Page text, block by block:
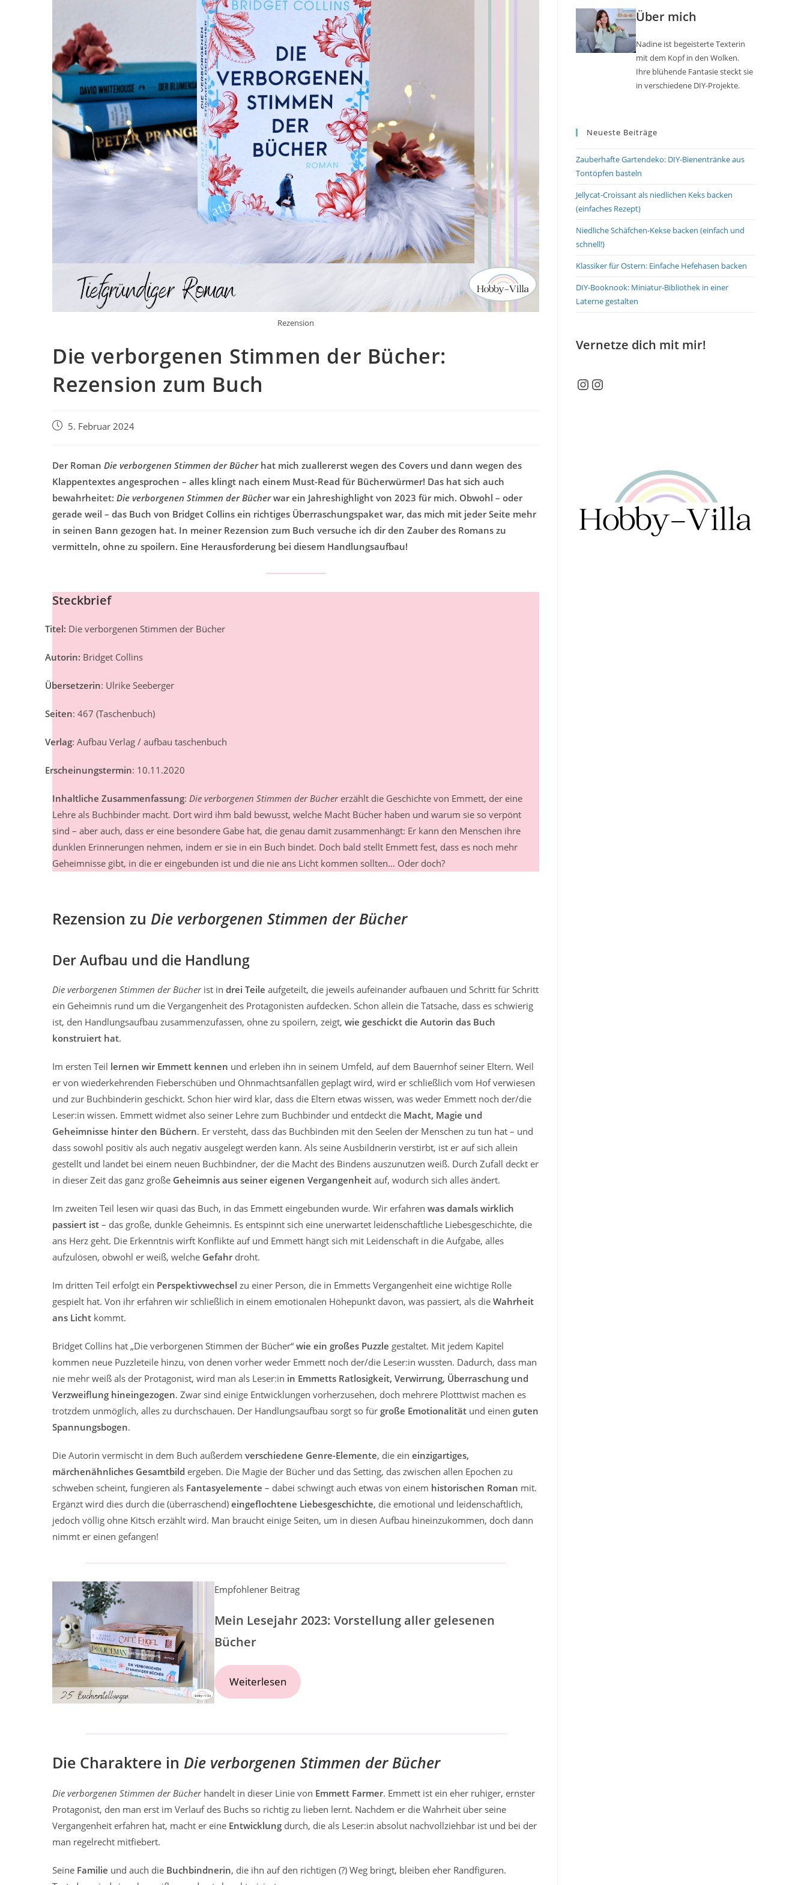
Rezension
Die verborgenen Stimmen der Bücher:
Rezension zum Buch
Beitrag5. Februar 2024
Der Roman Die verborgenen Stimmen der Bücherhat mich zuallererst wegen des Covers und dann wegen des
Klappentextes angesprochen – alles klingt nach einem Must-Read für Bücherwürmer! Das hat sich auch
bewahrheitet: Die verborgenen Stimmen der Bücherwar ein Jahreshighlight von 2023 für mich. Obwohl – oder
gerade weil – das Buch von Bridget Collins ein richtiges Überraschungspaket war, das mich mit jeder Seite mehr
in seinen Bann gezogen hat. In meiner Rezension zum Buch versuche ich dir den Zauber des Romans zu
vermitteln, ohne zu spoilern. Eine Herausforderung bei diesem Handlungsaufbau!
Steckbrief
Titel: Die verborgenen Stimmen der Bücher
Autorin: Bridget Collins
Übersetzerin: Ulrike Seeberger
Seiten: 467 (Taschenbuch)
Verlag: Aufbau Verlag / aufbau taschenbuch
Erscheinungstermin: 10.11.2020
Inhaltliche Zusammenfassung: Die verborgenen Stimmen der Büchererzählt die Geschichte von Emmett, der eine
Lehre als Buchbinder macht. Dort wird ihm bald bewusst, welche Macht Bücher haben und warum sie so verpönt
sind – aber auch, dass er eine besondere Gabe hat, die genau damit zusammenhängt: Er kann den Menschen ihre
dunklen Erinnerungen nehmen, indem er sie in ein Buch bindet. Doch bald stellt Emmett fest, dass es noch mehr
Geheimnisse gibt, in die er eingebunden ist und die nie ans Licht kommen sollten… Oder doch?
Rezension zu Die verborgenen Stimmen der Bücher
Der Aufbau und die Handlung
Die verborgenen Stimmen der Bücherist in drei Teile aufgeteilt, die jeweils aufeinander aufbauen und Schritt für Schritt
ein Geheimnis rund um die Vergangenheit des Protagonisten aufdecken. Schon allein die Tatsache, dass es schwierig
ist, den Handlungsaufbau zusammenzufassen, ohne zu spoilern, zeigt, wie geschickt die Autorin das Buch
konstruiert hat.
Im ersten Teil lernen wir Emmett kennen und erleben ihn in seinem Umfeld, auf dem Bauernhof seiner Eltern. Weil
er von wiederkehrenden Fieberschüben und Ohnmachtsanfällen geplagt wird, wird er schließlich vom Hof verwiesen
und zur Buchbinderin geschickt. Schon hier wird klar, dass die Eltern etwas wissen, was weder Emmett noch der/die
Leser:in wissen. Emmett widmet also seiner Lehre zum Buchbinder und entdeckt die Macht, Magie und
Geheimnisse hinter den Büchern. Er versteht, dass das Buchbinden mit den Seelen der Menschen zu tun hat – und
dass sowohl positiv als auch negativ ausgelegt werden kann. Als seine Ausbildnerin verstirbt, ist er auf sich allein
gestellt und landet bei einem neuen Buchbindner, der die Macht des Bindens auszunutzen weiß. Durch Zufall deckt er
in dieser Zeit das ganz große Geheimnis aus seiner eigenen Vergangenheit auf, wodurch sich alles ändert.
Im zweiten Teil lesen wir quasi das Buch, in das Emmett eingebunden wurde. Wir erfahren was damals wirklich
passiert ist – das große, dunkle Geheimnis. Es entspinnt sich eine unerwartet leidenschaftliche Liebesgeschichte, die
ans Herz geht. Die Erkenntnis wirft Konflikte auf und Emmett hängt sich mit Leidenschaft in die Aufgabe, alles
aufzulösen, obwohl er weiß, welche Gefahrdroht.
Im dritten Teil erfolgt ein Perspektivwechsel zu einer Person, die in Emmetts Vergangenheit eine wichtige Rolle
gespielt hat. Von ihr erfahren wir schließlich in einem emotionalen Höhepunkt davon, was passiert, als die Wahrheit
ans Licht kommt.
Bridget Collins hat „Die verborgenen Stimmen der Bücher“ wie ein großes Puzzle gestaltet. Mit jedem Kapitel
kommen neue Puzzleteile hinzu, von denen vorher weder Emmett noch der/die Leser:in wussten. Dadurch, dass man
nie mehr weiß als der Protagonist, wird man als Leser:in in Emmetts Ratlosigkeit, Verwirrung, Überraschung und
Verzweiflung hineingezogen. Zwar sind einige Entwicklungen vorherzusehen, doch mehrere Plotttwist machen es
trotzdem unmöglich, alles zu durchschauen. Der Handlungsaufbau sorgt so für große Emotionalität und einen guten
Spannungsbogen.
Die Autorin vermischt in dem Buch außerdem verschiedene Genre-Elemente, die ein einzigartiges,
märchenähnliches Gesamtbild ergeben. Die Magie der Bücher und das Setting, das zwischen allen Epochen zu
schweben scheint, fungieren als Fantasyelemente – dabei schwingt auch etwas von einem historischen Roman mit.
Ergänzt wird dies durch die (überraschend) eingeflochtene Liebesgeschichte, die emotional und leidenschaftlich,
jedoch völlig ohne Kitsch erzählt wird. Man braucht einige Seiten, um in diesen Aufbau hineinzukommen, doch dann
nimmt er einen gefangen!
Empfohlener Beitrag
Mein Lesejahr 2023: Vorstellung aller gelesenen
Bücher
Weiterlesen
Die Charaktere in Die verborgenen Stimmen der Bücher
Die verborgenen Stimmen der Bücherhandelt in dieser Linie von Emmett Farmer. Emmett ist ein eher ruhiger, ernster
Protagonist, den man erst im Verlauf des Buchs so richtig zu lieben lernt. Nachdem er die Wahrheit über seine
Vergangenheit erfahren hat, macht er eine Entwicklung durch, die als Leser:in absolut nachvollziehbar ist und bei der
man regelrecht mitfiebert.
Seine Familie und auch die Buchbindnerin, die ihn auf den richtigen (?) Weg bringt, bleiben eher Randfiguren.
Über mich
Nadine ist begeisterte Texterin
mit dem Kopf in den Wolken.
Ihre blühende Fantasie steckt sie
in verschiedene DIY-Projekte.
Neueste Beiträge
Zauberhafte Gartendeko: DIY-Bienentränke aus
Tontöpfen basteln
Jellycat-Croissant als niedlichen Keks backen
(einfaches Rezept)
Niedliche Schäfchen-Kekse backen (einfach und
schnell!)
Klassiker für Ostern: Einfache Hefehasen backen
DIY-Booknook: Miniatur-Bibliothek in einer
Laterne gestalten
Vernetze dich mit mir!
Instagram
Instagram